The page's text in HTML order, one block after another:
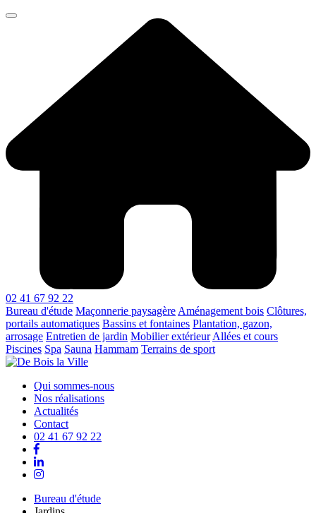
02 41 67 92 22
Bureau d'étude Maçonnerie paysagère Aménagement bois Clôtures,
portails automatiques Bassins et fontaines Plantation, gazon,
arrosage Entretien de jardin Mobilier extérieur Allées et cours
Piscines Spa Sauna Hammam Terrains de sport
Qui sommes-nous
Nos réalisations
Actualités
Contact
02 41 67 92 22
Bureau d'étude